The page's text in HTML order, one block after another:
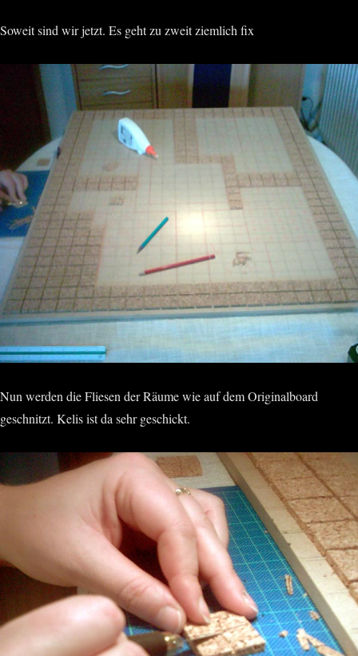
Soweit sind wir jetzt. Es geht zu zweit ziemlich fix
Nun werden die Fliesen der Räume wie auf dem Originalboard
geschnitzt. Kelis ist da sehr geschickt.